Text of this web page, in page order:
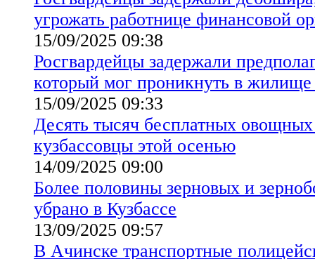
угрожать работнице финансовой
15/09/2025 09:38
Росгвардейцы задержали
который мог проникнуть в
15/09/2025 09:33
Десять тысяч бесплатных
кузбассовцы этой осенью
14/09/2025 09:00
Более половины зерновых и
убрано в Кузбассе
13/09/2025 09:57
В Ачинске транспортные